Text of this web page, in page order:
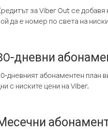
за Viber Out се
да е номер по света на
дневни
дневният абонаментен план
с ниските цени на Viber.